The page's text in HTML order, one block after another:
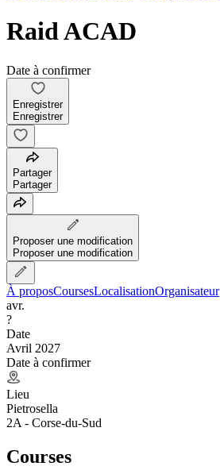
Raid ACAD
Date à confirmer
Enregistrer
Enregistrer
Partager
Partager
Proposer une modification
Proposer une modification
À proposCoursesLocalisationOrganisateur
avr.
?
Date
Avril 2027
Date à confirmer
Lieu
Pietrosella
2A - Corse-du-Sud
Courses